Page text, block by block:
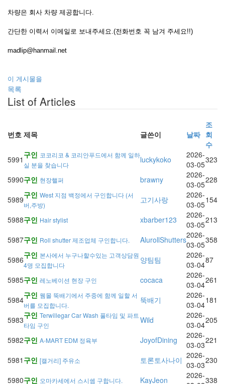
차량은 회사 차량 제공합니다.
간단한 이력서 이메일로 보내주세요.(전화번호 꼭 남겨 주세요!!)
madlip@hanmail.net
이 게시물을
목록
List of Articles
번호 제목 글쓴이 날짜
조
회
수
5991 구인 코코리코 & 코리안푸드에서 함께 일하
실 분을 찾습니다
luckykoko
2026-
03-05323
5990구인 현장핼퍼 brawny
2026-
03-05228
5989구인 West 지점 백정에서 구인합니다 (서
버,주방)
고기사랑
2026-
03-05154
5988구인 Hair stylist xbarber123
2026-
03-05213
5987구인 Roll shutter 제조업체 구인합니다. AlurollShutters2026-
03-05358
5986구인 본사에서 누구나할수있는 고객상담원
4명 모집합니다
양팀팀
2026-
03-0487
5985구인 레노베이션 현장 구인 cocaca
2026-
03-04261
5984구인 웸몰 뚝배기에서 주중에 함께 일할 서
버를 모집합니다.
뚝배기
2026-
03-04181
5983구인 Terwillegar Car Wash 풀타임 및 파트
타임 구인
Wild
2026-
03-04205
5982구인 A-MART EDM 정육부 JoyofDining
2026-
03-03221
5981 구인 [캘거리] 주유소 토론토사나이 2026-
03-03230
5980구인 오마카세에서 스시쉡 구합니다. KayJeon
2026-338